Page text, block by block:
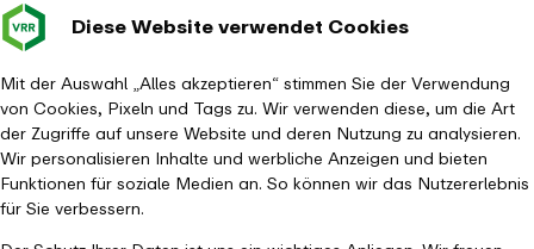
Diese Website verwendet Cookies
Mit der Auswahl „Alles akzeptieren“ stimmen Sie der Verwendung
von Cookies, Pixeln und Tags zu. Wir verwenden diese, um die Art
der Zugriffe auf unsere Website und deren Nutzung zu analysieren.
Wir personalisieren Inhalte und werbliche Anzeigen und bieten
Funktionen für soziale Medien an. So können wir das Nutzererlebnis
für Sie verbessern.
Verkehrsverbund Baustellen im
Leichte
Fahrplanauskunft